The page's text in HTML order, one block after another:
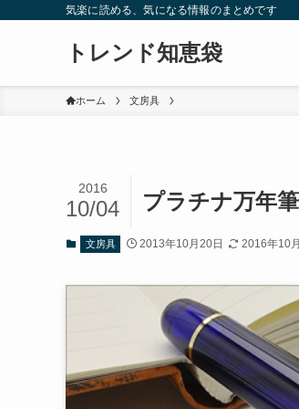
気楽に読める、気になる情報のまとめです
トレンド知恵袋
ホーム 文房具
プラチナ万年
2016
10/04
文房具 2013年10月20日 2016年10